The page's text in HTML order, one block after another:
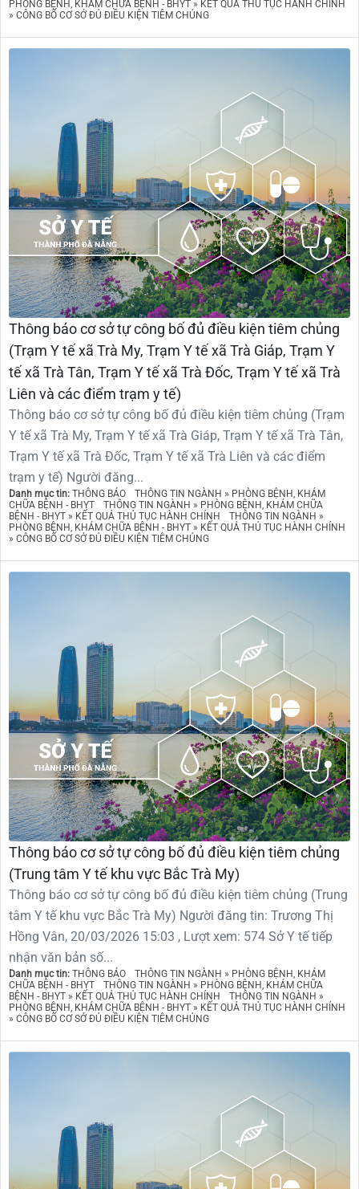
PHÒNG BỆNH, KHÁM CHỮA BỆNH - BHYT » KẾT QUẢ THỦ TỤC HÀNH CHÍNH
» CÔNG BỐ CƠ SỞ ĐỦ ĐIỀU KIỆN TIÊM CHỦNG
Thông báo cơ sở tự công bố đủ điều kiện tiêm chủng
(Trạm Y tế xã Trà My, Trạm Y tế xã Trà Giáp, Trạm Y
tế xã Trà Tân, Trạm Y tế xã Trà Đốc, Trạm Y tế xã Trà
Liên và các điểm trạm y tế)
Thông báo cơ sở tự công bố đủ điều kiện tiêm chủng (Trạm
Y tế xã Trà My, Trạm Y tế xã Trà Giáp, Trạm Y tế xã Trà Tân,
Trạm Y tế xã Trà Đốc, Trạm Y tế xã Trà Liên và các điểm
trạm y tế) Người đăng...
Danh mục tin: THÔNG BÁO
THÔNG TIN NGÀNH » PHÒNG BỆNH, KHÁM
CHỮA BỆNH - BHYT
THÔNG TIN NGÀNH » PHÒNG BỆNH, KHÁM CHỮA
BỆNH - BHYT » KẾT QUẢ THỦ TỤC HÀNH CHÍNH
THÔNG TIN NGÀNH »
PHÒNG BỆNH, KHÁM CHỮA BỆNH - BHYT » KẾT QUẢ THỦ TỤC HÀNH CHÍNH
» CÔNG BỐ CƠ SỞ ĐỦ ĐIỀU KIỆN TIÊM CHỦNG
Thông báo cơ sở tự công bố đủ điều kiện tiêm chủng
(Trung tâm Y tế khu vực Bắc Trà My)
Thông báo cơ sở tự công bố đủ điều kiện tiêm chủng (Trung
tâm Y tế khu vực Bắc Trà My) Người đăng tin: Trương Thị
Hồng Vân, 20/03/2026 15:03 , Lượt xem: 574 Sở Y tế tiếp
nhận văn bản số...
Danh mục tin: THÔNG BÁO
THÔNG TIN NGÀNH » PHÒNG BỆNH, KHÁM
CHỮA BỆNH - BHYT
THÔNG TIN NGÀNH » PHÒNG BỆNH, KHÁM CHỮA
BỆNH - BHYT » KẾT QUẢ THỦ TỤC HÀNH CHÍNH
THÔNG TIN NGÀNH »
PHÒNG BỆNH, KHÁM CHỮA BỆNH - BHYT » KẾT QUẢ THỦ TỤC HÀNH CHÍNH
» CÔNG BỐ CƠ SỞ ĐỦ ĐIỀU KIỆN TIÊM CHỦNG